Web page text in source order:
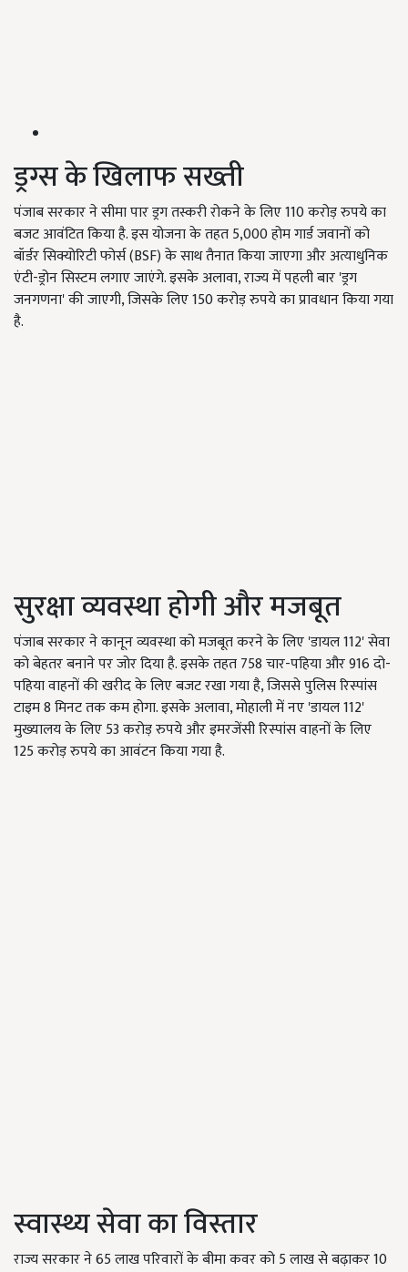
ड्रग्स के खिलाफ सख्ती
पंजाब सरकार ने सीमा पार ड्रग तस्करी रोकने के लिए 110 करोड़ रुपये का
बजट आवंटित किया है. इस योजना के तहत 5,000 होम गार्ड जवानों को
बॉर्डर सिक्योरिटी फोर्स (BSF) के साथ तैनात किया जाएगा और अत्याधुनिक
एंटी-ड्रोन सिस्टम लगाए जाएंगे. इसके अलावा, राज्य में पहली बार 'ड्रग
जनगणना' की जाएगी, जिसके लिए 150 करोड़ रुपये का प्रावधान किया गया
है.
सुरक्षा व्यवस्था होगी और मजबूत
पंजाब सरकार ने कानून व्यवस्था को मजबूत करने के लिए 'डायल 112' सेवा
को बेहतर बनाने पर जोर दिया है. इसके तहत 758 चार-पहिया और 916 दो-
पहिया वाहनों की खरीद के लिए बजट रखा गया है, जिससे पुलिस रिस्पांस
टाइम 8 मिनट तक कम होगा. इसके अलावा, मोहाली में नए 'डायल 112'
मुख्यालय के लिए 53 करोड़ रुपये और इमरजेंसी रिस्पांस वाहनों के लिए
125 करोड़ रुपये का आवंटन किया गया है.
स्वास्थ्य सेवा का विस्तार
राज्य सरकार ने 65 लाख परिवारों के बीमा कवर को 5 लाख से बढ़ाकर 10